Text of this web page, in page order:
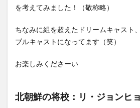
を考えてみました！（敬称略）
ちなみに組を超えたドリームキャスト
ブルキャストになってます（笑）
お楽しみくださーい
北朝鮮の将校：リ・ジョンヒ